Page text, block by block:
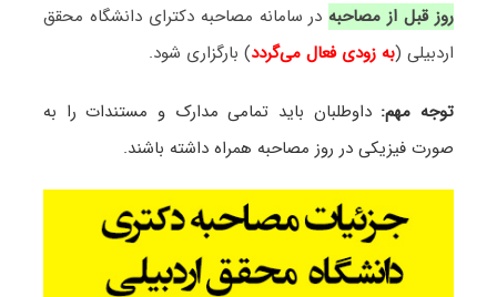
روز قبل از مصاحبه در سامانه مصاحبه دکترای دانشگاه محقق
اردبیلی (به زودی فعال می‌گردد) بارگزاری شود.
توجه مهم: داوطلبان باید تمامی مدارک و مستندات را به
صورت فیزیکی در روز مصاحبه همراه داشته باشند.